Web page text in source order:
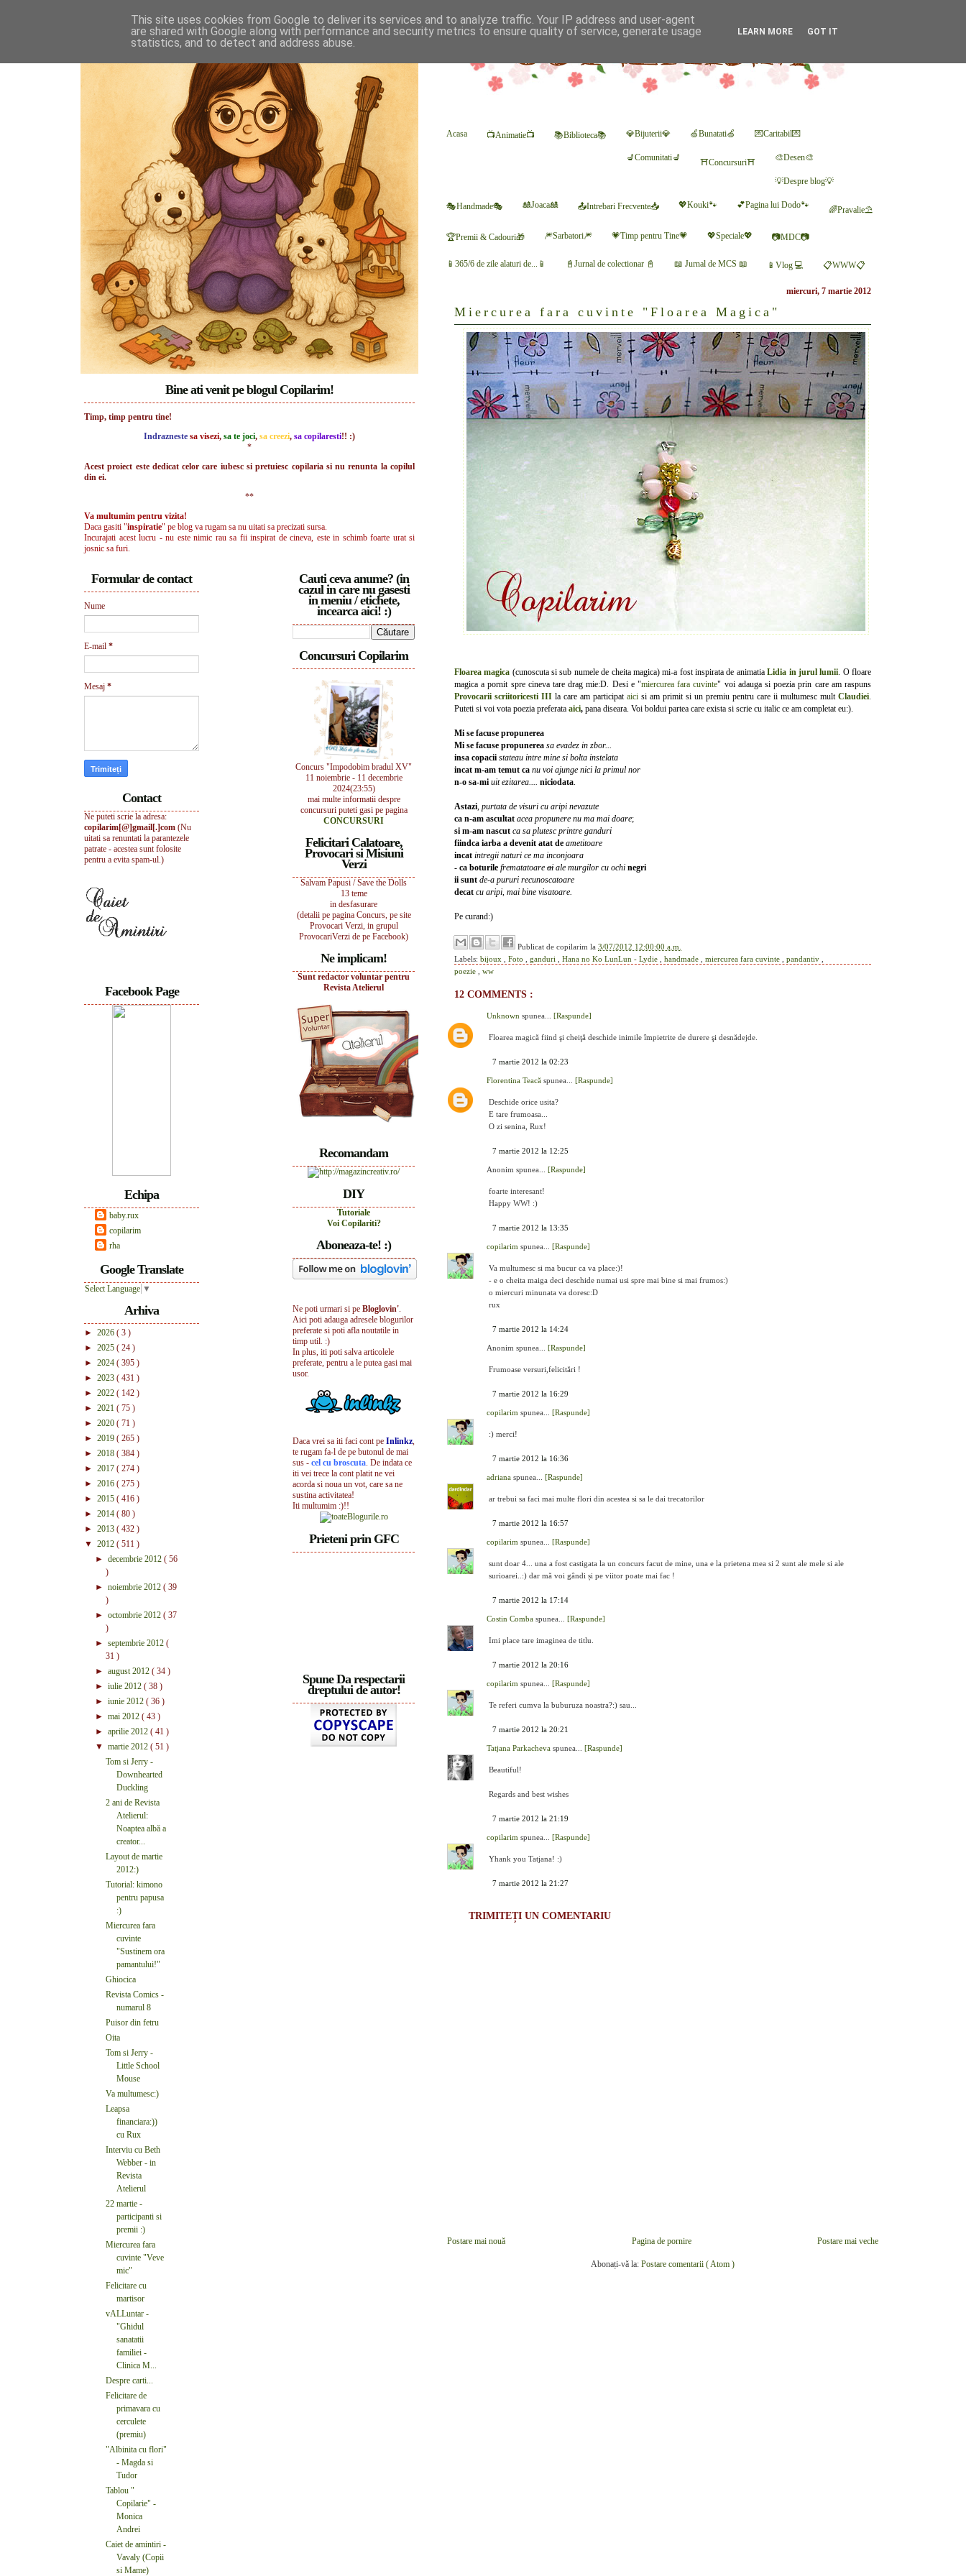
Acasa 📺Animatie📺 📚Biblioteca📚 💎Bijuterii💎 🍏Bunatati🍏 💌Caritabil💌
💺Comunitati💺 ⛩Concursuri⛩ 🎨Desen🎨
💡Despre blog💡
🎭Handmade🎭 🎎Joaca🎎 📤Intrebari Frecvente📥 💖Kouki🐾 💕Pagina lui Dodo🐾 🌈Pravalie⛱
🏆Premii & Cadouri🎁 🎆Sarbatori🎆 💗Timp pentru Tine💗 💖Speciale💖 📷MDC📷
📱365/6 de zile alaturi de...📱 📓Jurnal de colectionar 📓 📖 Jurnal de MCS 📖 📱Vlog 💻 📋WWW📋
miercuri, 7 martie 2012
Miercurea fara cuvinte "Floarea Magica"
Floarea magica (cunoscuta si sub numele de cheita magica) mi-a fost inspirata de animatiaLidia in jurul lumii. O floare
magica a pornit spre cineva tare drag mie:D. Desi e "miercurea fara cuvinte" voi adauga si poezia prin care am raspuns
Provocarii scriitoricesti III la care am participat aici si am primit si un premiu pentru care ii multumesc mult Claudiei.
Puteti si voi vota poezia preferata aici, pana diseara. Voi boldui partea care exista si scrie cu italic ce am completat eu:).
Mi se facuse propunerea
Mi se facuse propunerea sa evadez in zbor...
insa copacii stateau intre mine si bolta instelata
incat m-am temut ca nu voi ajunge nici la primul nor
n-o sa-mi uit ezitarea.... niciodata.
Astazi, purtata de visuri cu aripi nevazute
ca n-am ascultat acea propunere nu ma mai doare;
si m-am nascut ca sa plutesc printre ganduri
fiindca iarba a devenit atat de ametitoare
incat intregii naturi ce ma inconjoara
- ca boturile frematatoare ai ale murgilor cu ochi negri
ii sunt de-a pururi recunoscatoare
decat cu aripi, mai bine visatoare.
Pe curand:)
Publicat de copilarim la 3/07/2012 12:00:00 a.m.
Labels: bijoux Foto ganduri Hana no Ko LunLun - Lydie handmade miercurea fara cuvinte pandantiv
poezie
ww
12 COMMENTS :
Unknown spunea... [Raspunde]
Floarea magică fiind şi cheiţă deschide inimile împietrite de durere şi desnădejde.
7 martie 2012 la 02:23
Florentina Teacă spunea... [Raspunde]
Deschide orice usita?
E tare frumoasa...
O zi senina, Rux!
7 martie 2012 la 12:25
Anonim spunea... [Raspunde]
foarte interesant!
Happy WW! :)
7 martie 2012 la 13:35
copilarim spunea... [Raspunde]
Va multumesc si ma bucur ca va place:)!
- e o cheita maiga deci deschide numai usi spre mai bine si mai frumos:)
o miercuri minunata va doresc:D
rux
7 martie 2012 la 14:24
Anonim spunea... [Raspunde]
Frumoase versuri,felicitări !
7 martie 2012 la 16:29
copilarim spunea... [Raspunde]
:) merci!
7 martie 2012 la 16:36
adriana spunea... [Raspunde]
ar trebui sa faci mai multe flori din acestea si sa le dai trecatorilor
7 martie 2012 la 16:57
copilarim spunea... [Raspunde]
sunt doar 4... una a fost castigata la un concurs facut de mine, una e la prietena mea si 2 sunt ale mele si ale
surioarei..:) dar mă voi gândi și pe viitor poate mai fac !
7 martie 2012 la 17:14
Costin Comba spunea... [Raspunde]
Imi place tare imaginea de titlu.
7 martie 2012 la 20:16
copilarim spunea... [Raspunde]
Te referi cumva la buburuza noastra?:) sau...
7 martie 2012 la 20:21
Tatjana Parkacheva spunea... [Raspunde]
Beautiful!
Regards and best wishes
7 martie 2012 la 21:19
copilarim spunea... [Raspunde]
Yhank you Tatjana! :)
7 martie 2012 la 21:27
TRIMITEȚI UN COMENTARIU
Postare mai nouă Postare mai veche
Pagina de pornire
Abonați-vă la: Postare comentarii ( Atom )
Bine ati venit pe blogul Copilarim!
Timp, timp pentru tine!
Indrazneste sa visezi, sa te joci, sa creezi, sa copilaresti!! :)
*
Acest proiect este dedicat celor care iubesc si pretuiesc copilaria si nu renunta la copilul
din ei.
**
Va multumim pentru vizita!
Daca gasiti "inspiratie" pe blog va rugam sa nu uitati sa precizati sursa.
Incurajati acest lucru - nu este nimic rau sa fii inspirat de cineva, este in schimb foarte urat si
josnic sa furi.
Cauti ceva anume? (in
cazul in care nu gasesti
in meniu / etichete,
incearca aici! :)
Concursuri Copilarim
Concurs "Impodobim bradul XV"
11 noiembrie - 11 decembrie
2024(23:55)
mai multe informatii despre
concursuri puteti gasi pe pagina
CONCURSURI
Felicitari Calatoare,
Provocari si Misiuni
Verzi
Salvam Papusi / Save the Dolls
13 teme
in desfasurare
(detalii pe pagina Concurs, pe site
Provocari Verzi, in grupul
ProvocariVerzi de pe Facebook)
Ne implicam!
Sunt redactor voluntar pentru
Revista Atelierul
Recomandam
DIY
Tutoriale
Voi Copilariti?
Aboneaza-te! :)
Ne poti urmari si pe Bloglovin'.
Aici poti adauga adresele blogurilor
preferate si poti afla noutatile in
timp util. :)
In plus, iti poti salva articolele
preferate, pentru a le putea gasi mai
usor.
Daca vrei sa iti faci cont pe Inlinkz,
te rugam fa-l de pe butonul de mai
sus - cel cu broscuta. De indata ce
iti vei trece la cont platit ne vei
acorda si noua un vot, care sa ne
sustina activitatea!
Iti multumim :)!!
Prieteni prin GFC
Spune Da respectarii
dreptului de autor!
Formular de contact
Nume
E-mail *
Mesaj *
Contact
Ne puteti scrie la adresa:
copilarim[@]gmail[.]com (Nu
uitati sa renuntati la parantezele
patrate - acestea sunt folosite
pentru a evita spam-ul.)
Facebook Page
Echipa
baby.rux
copilarim
rha
Google Translate
Select Language ▼
Arhiva
► 2026 ( 3 )
► 2025 ( 24 )
► 2024 ( 395 )
► 2023 ( 431 )
► 2022 ( 142 )
► 2021 ( 75 )
► 2020 ( 71 )
► 2019 ( 265 )
► 2018 ( 384 )
► 2017 ( 274 )
► 2016 ( 275 )
► 2015 ( 416 )
► 2014 ( 80 )
► 2013 ( 432 )
▼ 2012 ( 511 )
► decembrie 2012 ( 56
)
► noiembrie 2012 ( 39
)
► octombrie 2012 ( 37
)
► septembrie 2012 (
31 )
► august 2012 ( 34 )
► iulie 2012 ( 38 )
► iunie 2012 ( 36 )
► mai 2012 ( 43 )
► aprilie 2012 ( 41 )
▼ martie 2012 ( 51 )
Tom si Jerry -
Downhearted
Duckling
2 ani de Revista
Atelierul:
Noaptea albă a
creator...
Layout de martie
2012:)
Tutorial: kimono
pentru papusa
:)
Miercurea fara
cuvinte
"Sustinem ora
pamantului!"
Ghiocica
Revista Comics -
numarul 8
Puisor din fetru
Oita
Tom si Jerry -
Little School
Mouse
Va multumesc:)
Leapsa
financiara:))
cu Rux
Interviu cu Beth
Webber - in
Revista
Atelierul
22 martie -
participanti si
premii :)
Miercurea fara
cuvinte "Veve
mic"
Felicitare cu
martisor
vALLuntar -
"Ghidul
sanatatii
familiei -
Clinica M...
Despre carti...
Felicitare de
primavara cu
cerculete
(premiu)
"Albinita cu flori"
- Magda si
Tudor
Tablou "
Copilarie" -
Monica
Andrei
Caiet de amintiri -
Vavaly (Copii
si Mame)
This site uses cookies from Google to deliver its services and to analyze traffic. Your IP address and user-agent
are shared with Google along with performance and security metrics to ensure quality of service, generate usage
statistics, and to detect and address abuse.
LEARN MORE GOT IT